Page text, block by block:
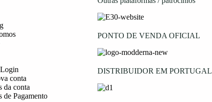
conta
da conta
de Pagamento
PONTO DE VENDA OFICIAL
DISTRIBUIDOR EM PORTUGAL